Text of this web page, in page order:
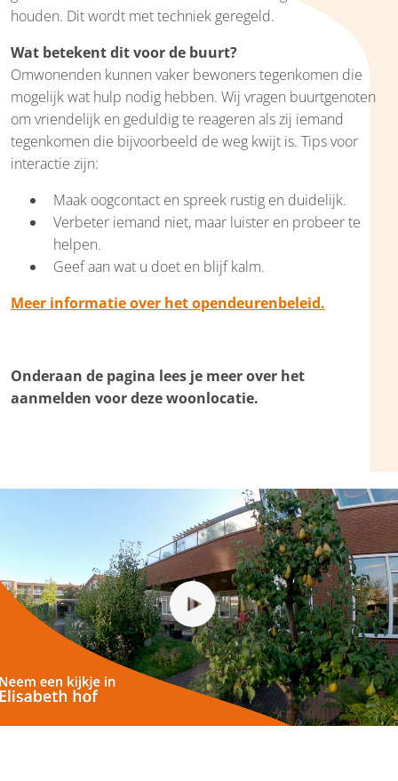
houden. Dit wordt met techniek geregeld.
Wat betekent dit voor de buurt?
Omwonenden kunnen vaker bewoners tegenkomen die
mogelijk wat hulp nodig hebben. Wij vragen buurtgenoten
om vriendelijk en geduldig te reageren als zij iemand
tegenkomen die bijvoorbeeld de weg kwijt is. Tips voor
interactie zijn:
Maak oogcontact en spreek rustig en duidelijk.
Verbeter iemand niet, maar luister en probeer te
helpen.
Geef aan wat u doet en blijf kalm.
Meer informatie over het opendeurenbeleid.
Onderaan de pagina lees je meer over het
aanmelden voor deze woonlocatie.